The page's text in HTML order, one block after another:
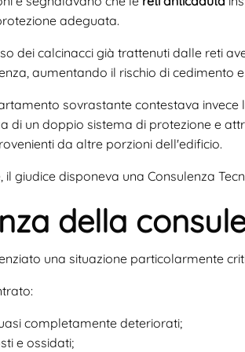
adeguata.
dei calcinacci già trattenuti dalle reti
aumentando il rischio di cedimento
sovrastante contestava invece
di un doppio sistema di protezione e
da altre porzioni dell'edificio.
il giudice disponeva una Consulenza
della
una situazione particolarmente
completamente deteriorati;
e ossidati;